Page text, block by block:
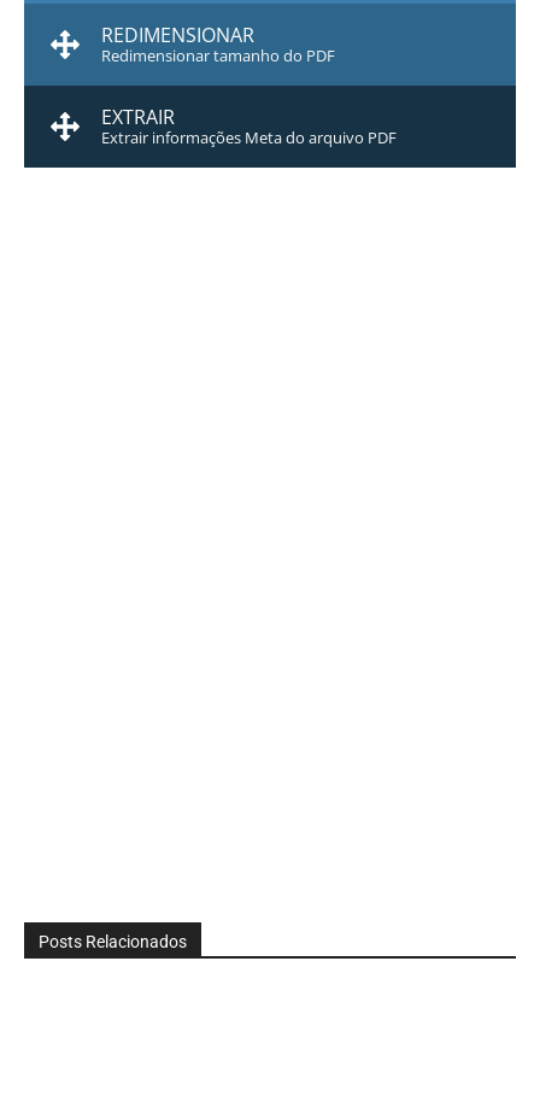
REDIMENSIONAR
Redimensionar tamanho do PDF
EXTRAIR
Extrair informações Meta do arquivo PDF
Posts Relacionados